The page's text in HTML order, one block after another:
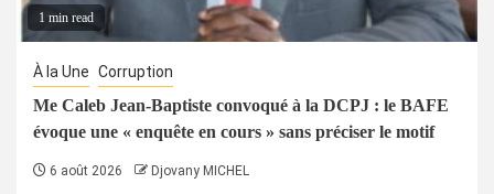
1 min read
À la Une Corruption
Me Caleb Jean-Baptiste convoqué à la DCPJ : le BAFE
évoque une « enquête en cours » sans préciser le motif
6 août 2026 Djovany MICHEL